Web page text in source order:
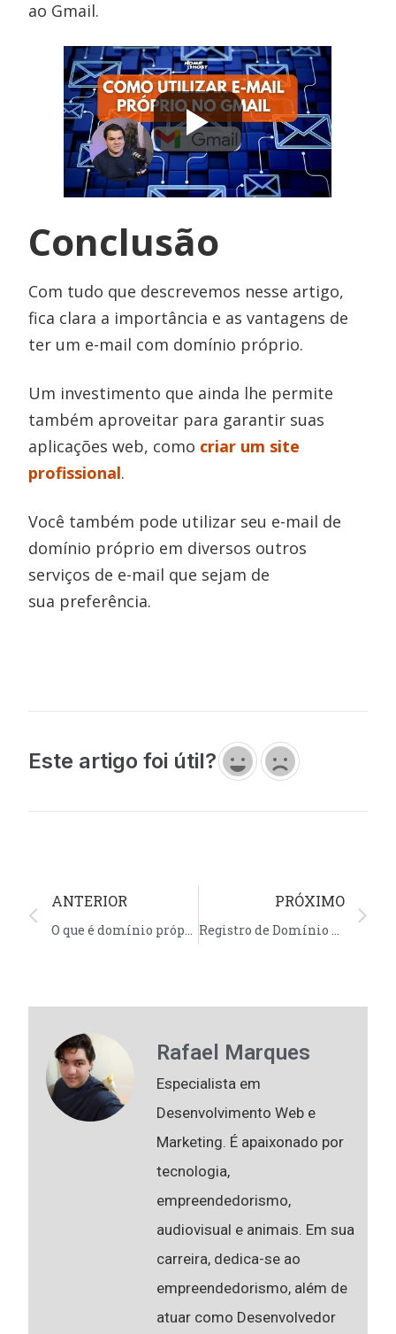
ao Gmail.
Conclusão
Com tudo que descrevemos nesse artigo,
fica clara a importância e as vantagens de
ter um e-mail com domínio próprio.
Um investimento que ainda lhe permite
também aproveitar para garantir suas
aplicações web, como criar um site
profissional.
Você também pode utilizar seu e-mail de
domínio próprio em diversos outros
serviços de e-mail que sejam de
sua preferência.
Este artigo foi útil?
ANTERIOR PRÓXIMO
Rafael Marques
Especialista em
Desenvolvimento Web e
Marketing. É apaixonado por
tecnologia,
empreendedorismo,
audiovisual e animais. Em sua
carreira, dedica-se ao
empreendedorismo, além de
atuar como Desenvolvedor